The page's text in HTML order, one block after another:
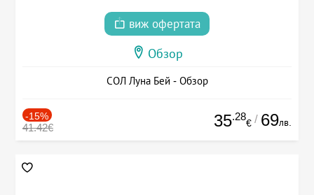
виж офертата
Обзор
СОЛ Луна Бей - Обзор
-15%
41.42€ 35.28
€ / 69лв.